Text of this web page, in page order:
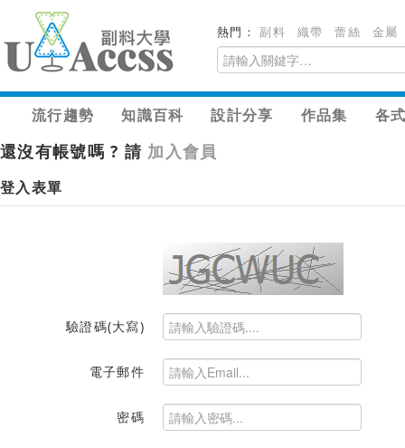
熱門：副料 織帶 蕾絲 金屬
流行趨勢 知識百科 設計分享 作品集 各
還沒有帳號嗎 ? 請 加入會員
登入表單
驗證碼(大寫)
電子郵件
密碼